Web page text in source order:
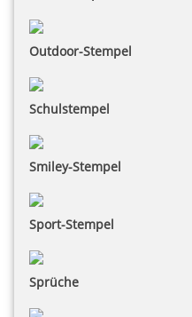
Outdoor-Stempel
Schulstempel
Smiley-Stempel
Sport-Stempel
Sprüche